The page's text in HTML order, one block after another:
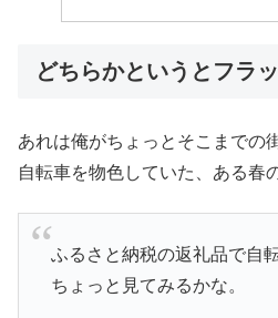
どちらかというとフラ
あれは俺がちょっとそこまでの
自転車を物色していた、ある春
ふるさと納税の返礼品で自
ちょっと見てみるかな。